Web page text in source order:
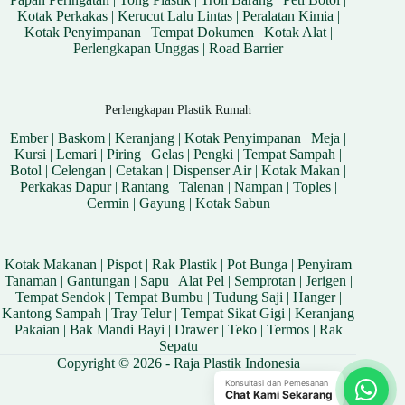
Kotak Perkakas| Kerucut Lalu Lintas| Peralatan Kimia |
Kotak Penyimpanan | Tempat Dokumen | Kotak Alat|
Perlengkapan Unggas |Road Barrier
Perlengkapan Plastik Rumah
Ember|Baskom |Keranjang |Kotak Penyimpanan |Meja |
Kursi |Lemari |Piring |Gelas |Pengki |Tempat Sampah |
Botol |Celengan |Cetakan |Dispenser Air|Kotak Makan |
Perkakas Dapur| Rantang| Talenan | Nampan | Toples|
Cermin | Gayung| Kotak Sabun
Kotak Makanan |Pispot |Rak Plastik |Pot Bunga |Penyiram
Tanaman | Gantungan | Sapu | Alat Pel | Semprotan | Jerigen |
Tempat Sendok| Tempat Bumbu | Tudung Saji | Hanger|
Kantong Sampah |Tray Telur|Tempat Sikat Gigi |Keranjang
Pakaian | Bak Mandi Bayi | Drawer| Teko| Termos| Rak
Sepatu
Copyright © 2026 - Raja Plastik Indonesia
Konsultasi dan Pemesanan
Chat Kami Sekarang